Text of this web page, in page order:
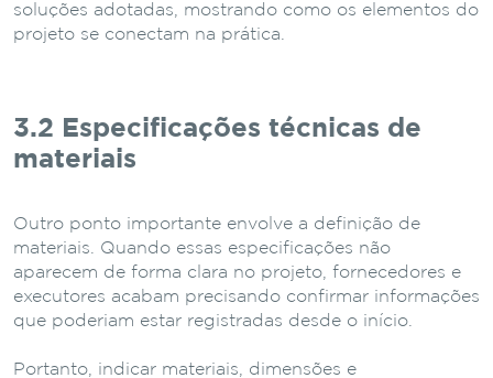
soluções adotadas, mostrando como os elementos do
projeto se conectam na prática.
3.2 Especificações técnicas de
materiais
Outro ponto importante envolve a definição de
materiais. Quando essas especificações não
aparecem de forma clara no projeto, fornecedores e
executores acabam precisando confirmar informações
que poderiam estar registradas desde o início.
Portanto, indicar materiais, dimensões e